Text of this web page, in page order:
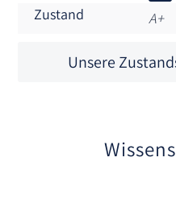
Zustand
A+
Unsere